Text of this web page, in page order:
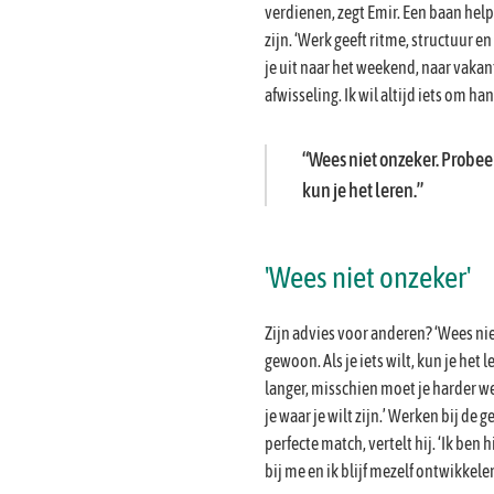
verdienen, zegt Emir. Een baan
zijn. ‘Werk geeft ritme, structuur
je uit naar het weekend, naar
afwisseling. Ik wil altijd iets om
Wees niet onzeker.
kun je het leren.
'Wees niet onzeker'
Zijn advies voor anderen? ‘Wees
gewoon. Als je iets wilt, kun je het
langer, misschien moet je harder
je waar je wilt zijn.’ Werken bij de
perfecte match, vertelt hij. ‘Ik ben
bij me en ik blijf mezelf